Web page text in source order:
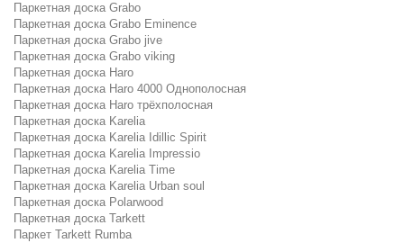
Паркетная доска Grabo
Паркетная доска Grabo Eminence
Паркетная доска Grabo jive
Паркетная доска Grabo viking
Паркетная доска Haro
Паркетная доска Haro 4000 Однополосная
Паркетная доска Haro трёхполосная
Паркетная доска Karelia
Паркетная доска Karelia Idillic Spirit
Паркетная доска Karelia Impressio
Паркетная доска Karelia Time
Паркетная доска Karelia Urban soul
Паркетная доска Polarwood
Паркетная доска Tarkett
Паркет Tarkett Rumba